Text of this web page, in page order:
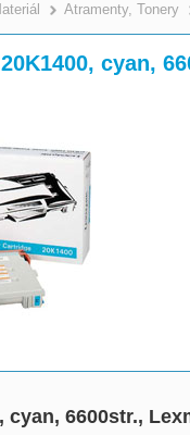
>
Atramenty, Tonery
cyan,
6600str.,